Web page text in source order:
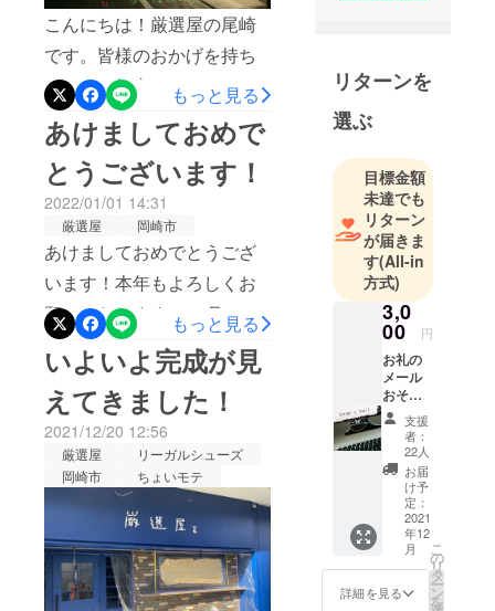
こんにちは！厳選屋の尾崎
です。皆様のおかげを持ち
まして、無事に２０２１年
中のプレオープンにこぎつ
けて、２０日になります。
年末年始も挟んでいるの
で、実質の営業日はその半
分くらいなのですが、やっ
と少しづつ体も慣れてきま
した。私もこの間に４キロ
くらい痩せています（ｗだ
いぶ腹回りもすっきりして
きました。それもこれも大
勢のお客様が来てくれたか
らで、本当にありがたく思
います。店頭にご支援いた
だいた方々へのお約束どお
り、ネームプレートをつけ
ております。ご来店いただ
もっと見る
あけましておめで
とうございます！
2022/01/01 14:31
厳選屋 岡崎市
あけましておめでとうござ
います！本年もよろしくお
願いいたします！12月30日
に厳選屋は一日プレオープ
ンを致しまして、多くのお
客様にご来店いただきまし
た。プレオープンゆえ、特
に宣伝も招待もせずにリー
ガルの店頭をSNSのみで告
知をしたのですが、それで
も途切れることなくご来店
いただいた方がいらっ
もっと見る
いよいよ完成が見
えてきました！
2021/12/20 12:56
厳選屋
リーガルシューズ
岡崎市
ちょいモテ
リターンを
選ぶ
目標金額
未達でも
リターン
が届きま
す(All-in
方式)
3,0
00 円
お礼の
メール
おそら
くこの
リター
ンを選
ばれる
方は、
遠いの
でなか
なか岡
崎まで
来られ
ない方
が多い
支援
者：
22人
お届
け予
定：
2021
年12
月
詳細を見る
こ
の
リ
タ
ー
ン
を